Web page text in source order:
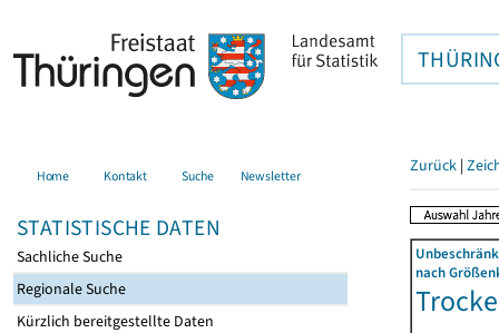
Home Kontakt Suche Newsletter
STATISTISCHE DATEN
Sachliche Suche
Regionale Suche
Kürzlich bereitgestellte Daten
Zurück |
nach